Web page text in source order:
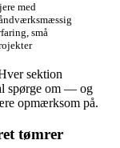
med
små
sektion
spørge om — og
opmærksom på.
tømrer